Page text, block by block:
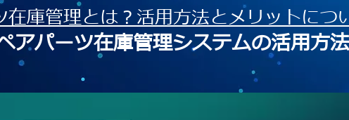
在庫管理とは？活用方法とメリットにつ
アパーツ在庫管理システムの活用方